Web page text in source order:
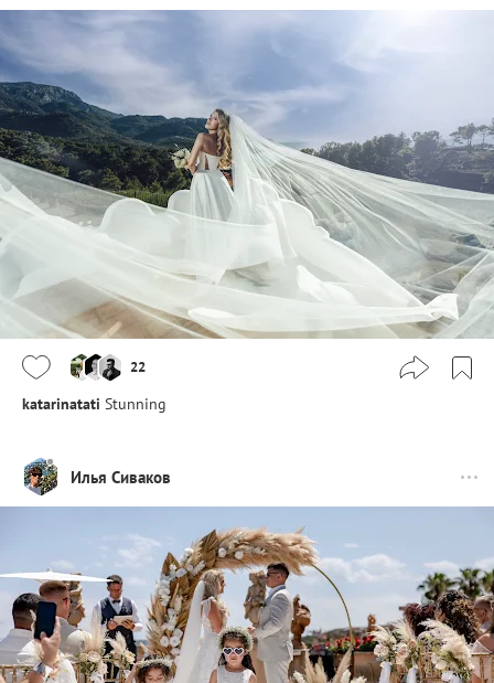
22
katarinatati Stunning
Илья Сиваков